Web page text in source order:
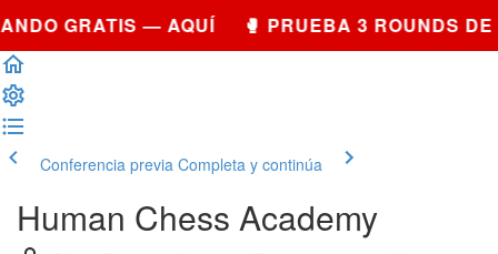
GRATIS — AQUÍ 🥊 PRUEBA 3 ROUNDS
Conferencia previa Completa y continúa
Human Chess Academy